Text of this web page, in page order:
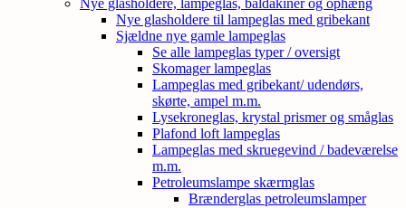
Nye glasholdere til lampeglas med gribekant
Sjældne nye gamle lampeglas
Se alle lampeglas typer / oversigt
Skomager lampeglas
Lampeglas med gribekant/ udendørs,
skørte, ampel m.m.
Lysekroneglas, krystal prismer og småglas
Plafond loft lampeglas
Lampeglas med skruegevind / badeværelse
m.m.
Petroleumslampe skærmglas
Brænderglas petroleumslamper